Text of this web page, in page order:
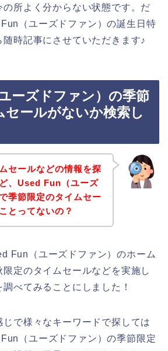
所よく分からない状態です。だ
（ユーズドファン）の誕生日特
時記事にさせていただきます♪
ーズドファン）の季節
セールがないか検索し
セールなどの情報を探
、Used Fun（ユーズ
季節限定のタイムセー
とってないの？
Fun（ユーズドファン）のホーム
定のタイムセールなどを実施し
べてみることにしました！
で様々なキーワードで探しては
（ユーズドファン）の季節限定